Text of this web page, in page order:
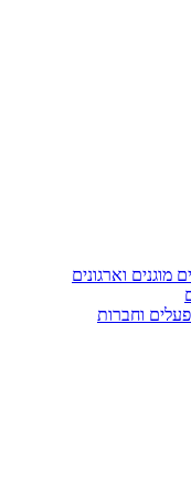
מוגנים וארגונים